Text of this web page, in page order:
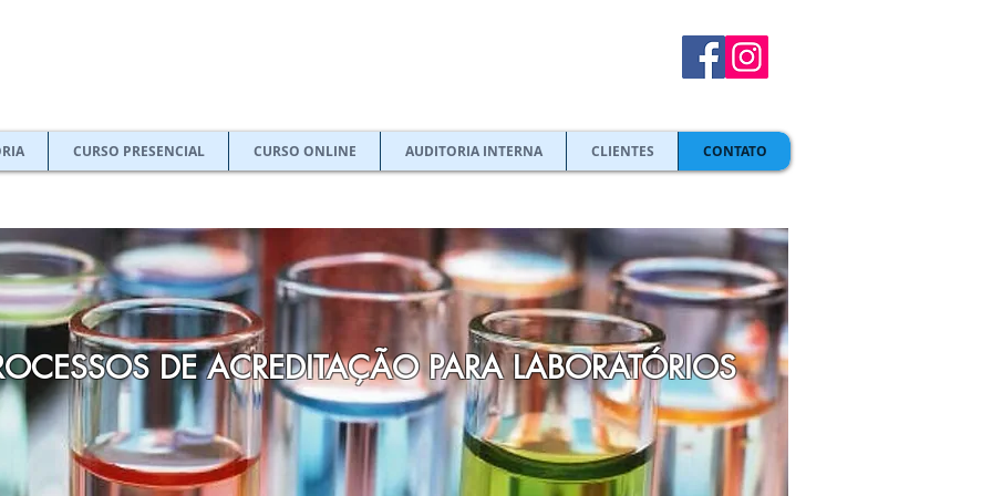
CURSO PRESENCIAL CURSO ONLINE AUDITORIA INTERNA CLIENTES CONTATO
DE ACREDITAÇÃO PARA LABORATÓRIOS